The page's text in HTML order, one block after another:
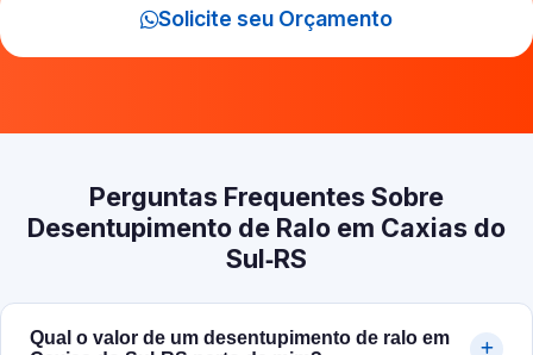
Solicite seu Orçamento
Perguntas Frequentes Sobre
Desentupimento de Ralo em Caxias do
Sul‑RS
Qual o valor de um desentupimento de ralo em